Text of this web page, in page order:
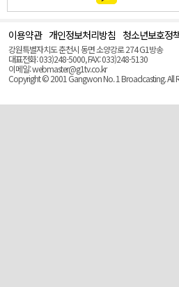
이용약관 개인정보처리방침 청소년보호정
강원특별자치도 춘천시 동면 소양강로 274 G1방송
대표전화: 033)248-5000, FAX: 033)248-5130
이메일: webmaster@g1tv.co.kr
Copyright © 2001 Gangwon No. 1 Broadcasting. All